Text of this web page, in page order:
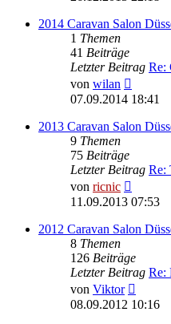
2014 Caravan Salon
1 Themen
41 Beiträge
Letzter Beitrag Re:
von wilan
Beitrag
07.09.2014 18:41
2013 Caravan Salon
9 Themen
75 Beiträge
Letzter Beitrag Re:
von ricnic
Beitrag
11.09.2013 07:53
2012 Caravan Salon
8 Themen
126 Beiträge
Letzter Beitrag Re:
von Viktor
Beitrag
08.09.2012 10:16